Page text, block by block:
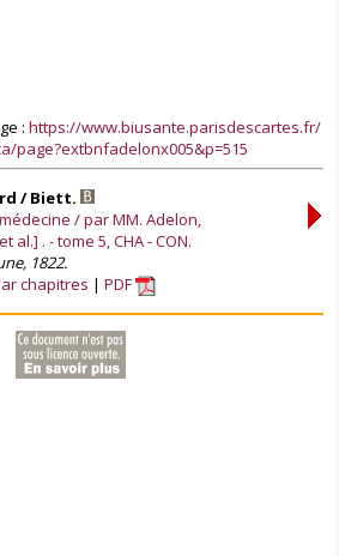
: https://www.biusante.parisdescartes.fr/
page?extbnfadelonx005&p=515
/ Biett.
/ par MM. Adelon,
al.] . - tome 5, CHA - CON.
1822.
chapitres PDF